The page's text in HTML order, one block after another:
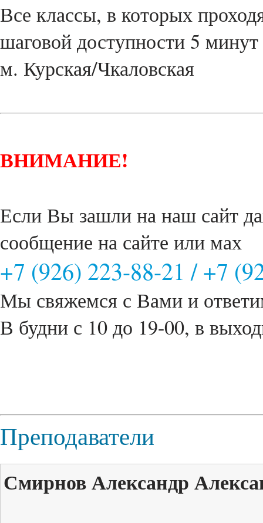
Все классы, в которых
шаговой доступности 5
м. Курская/Чкаловская
ВНИМАНИЕ!
Если Вы зашли на наш сайт
сообщение на сайте или мах
+7 (926) 223-88-21 /+7
Мы свяжемся с Вами и
В будни с 10 до 19-00, в
Преподаватели
Смирнов Александр